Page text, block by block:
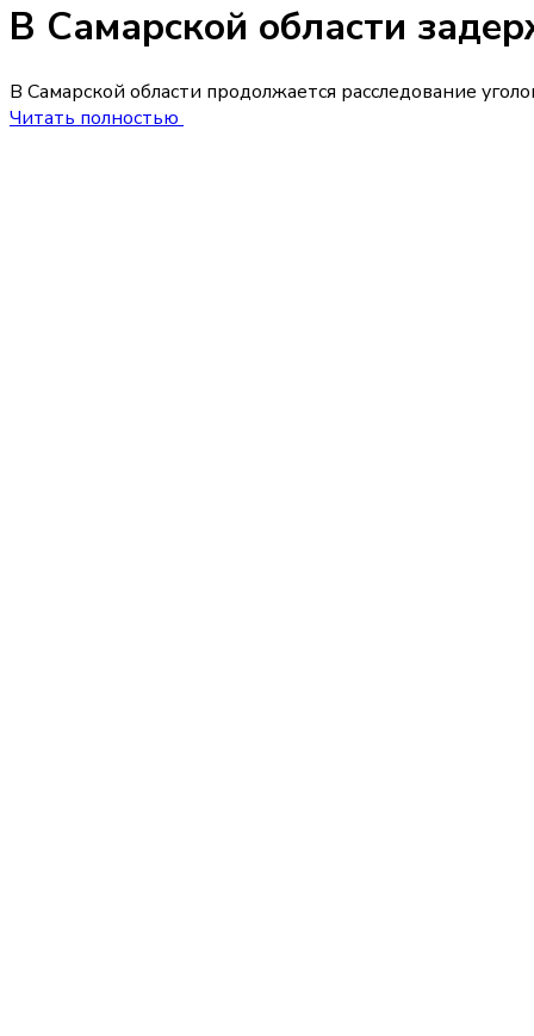
В Самарской области
В Самарской области продолжается расследование
Читать полностью